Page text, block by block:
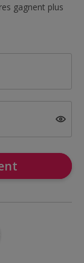
gagnent plus